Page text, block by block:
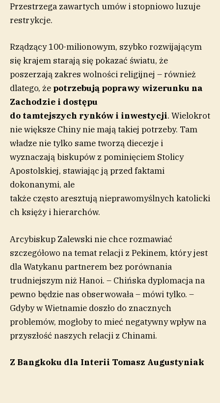
Przestrzega zawartych umów i stopniowo luzuje
restrykcje.
Rządzący 100-milionowym, szybko rozwijającym
się krajem starają się pokazać światu, że
poszerzają zakres wolności religijnej – również
dlatego, że potrzebują poprawy wizerunku na
Zachodzie i dostępu
do tamtejszych rynków i inwestycji. Wielokrot
nie większe Chiny nie mają takiej potrzeby. Tam
władze nie tylko same tworzą diecezje i
wyznaczają biskupów z pominięciem Stolicy
Apostolskiej, stawiając ją przed faktami
dokonanymi, ale
także często aresztują nieprawomyślnych katolicki
ch księży i hierarchów.
Arcybiskup Zalewski nie chce rozmawiać
szczegółowo na temat relacji z Pekinem, który jest
dla Watykanu partnerem bez porównania
trudniejszym niż Hanoi. – Chińska dyplomacja na
pewno będzie nas obserwowała – mówi tylko. –
Gdyby w Wietnamie doszło do znacznych
problemów, mogłoby to mieć negatywny wpływ na
przyszłość naszych relacji z Chinami.
Z Bangkoku dla Interii Tomasz Augustyniak